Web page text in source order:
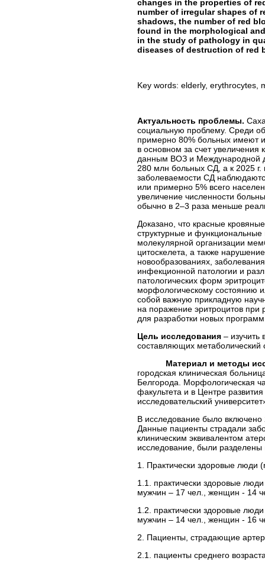
changes in the properties of
number of irregular shapes of
shadows, the number of red
found in the morphological
in the study of pathology in
diseases of destruction of red
Key words: elderly, erythrocytes,
Актуальность проблемы.
социальную проблему. Среди
примерно 80% больных имеют
в основном за счет
данным ВОЗ и Международной
280 млн больных СД, а к 2025
заболеваемости СД
или примерно 5% всего
увеличение численности
обычно в 2–3 раза меньше
Доказано, что красные
структурные и функциональные
молекулярной организации
цитоскелета, а также
новообразованиях,
инфекционной патологии и
патологических форм
морфологическому состоянию
собой важную прикладную
на поражение эритроцитов при
для разработки новых
Цель исследования – изучить
составляющих метаболический
Материал и методы
городская клиническая
Белгорода. Морфологическая
факультета и в Центре
исследовательский
В исследование было включено
Данные пациенты страдали
клиническим эквивалентом
исследование, были разделены
1. Практически здоровые люди
1.1. практически здоровые
мужчин – 17 чел., женщин - 14
1.2. практически здоровые
мужчин – 14 чел., женщин - 16
2. Пациенты, страдающие
2.1. пациенты среднего